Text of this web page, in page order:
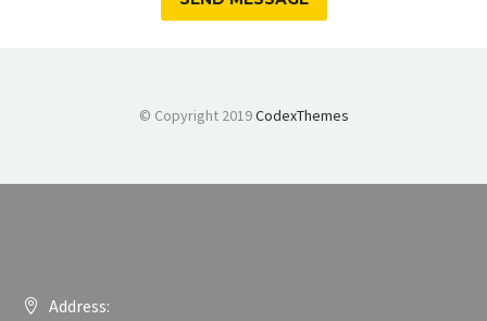
© Copyright 2019CodexThemes
Address: